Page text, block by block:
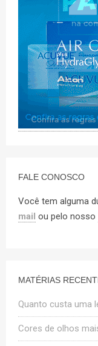
FALE CONOSCO
Você tem alguma
mail ou pelo nosso
MATÉRIAS
Quanto custa uma
Cores de olhos